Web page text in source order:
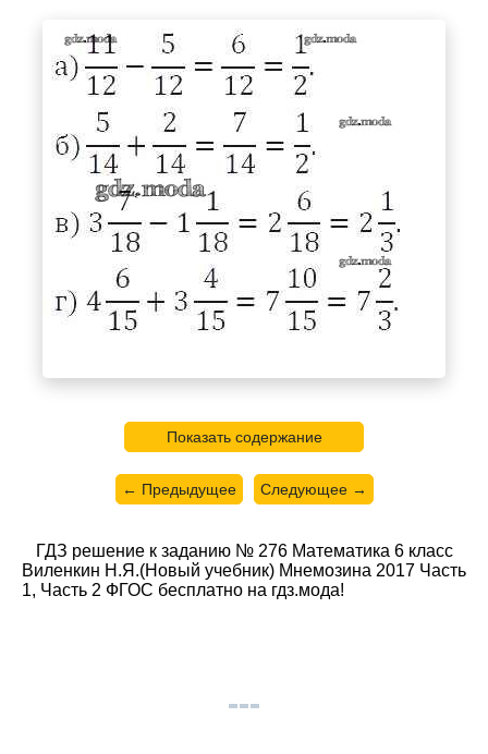
Показать содержание
← Предыдущее Следующее →
ГДЗ решение к заданию № 276 Математика 6 класс
Виленкин Н.Я.(Новый учебник) Мнемозина 2017 Часть
1, Часть 2 ФГОС бесплатно на гдз.мода!